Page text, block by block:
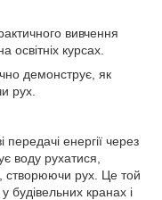
вивчення
освітніх курсах.
демонструє, як
рух.
енергії через
воду рухатися,
створюючи рух. Це той
будівельних кранах і